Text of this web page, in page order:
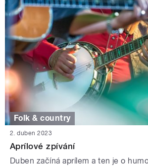
Folk & country
2. duben 2023
Aprílové zpívání
Duben začíná aprílem a ten je o